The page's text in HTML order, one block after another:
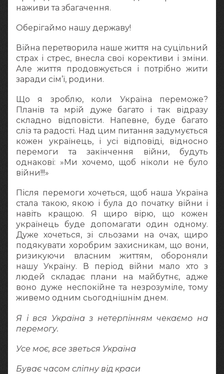
наживи та збагачення.
Оберігаймо нашу державу!
Війна перетворила наше життя на суцільний
страх і стрес, внесла свої корективи і зміни.
Але життя продовжується і потрібно жити
заради сім’ї, родини.
Що я зроблю, коли Україна переможе?
Планів та мрій дуже багато і так відразу
складно відповісти. Напевне, буде багато
сліз та радості. Над цим питання задумується
кожен українець, і усі відповіді, відносно
перемоги та закінчення війни, будуть
однакові: »Ми хочемо, щоб ніколи не було
війни!!!»
Після перемоги хочеться, щоб наша Україна
стала такою, якою і була до початку війни і
навіть кращою. Я щиро вірю, що кожен
українець буде допомагати один одному.
Дуже хочеться, зі сльозами на очах, щиро
подякувати хоробрим захисникам, що вони,
ризикуючи власним життям, обороняли
нашу Україну. В період війни мало хто з
людей складає плани на майбутнє, адже
воно дуже неспокійне та незрозуміле, тому
живемо одним сьогоднішнім днем.
Я і вся Україна з нетерпінням чекаємо на
перемогу.
Усе моє, все зветься Україна
Буває часом сліпну від краси